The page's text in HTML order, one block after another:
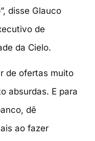
disse Glauco
de
da Cielo.
de ofertas muito
absurdas. E para
dê
ao fazer